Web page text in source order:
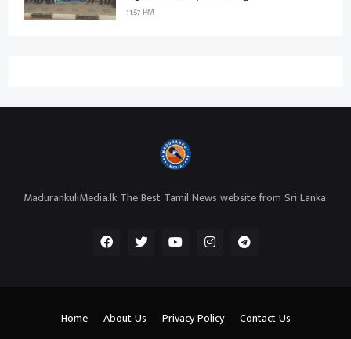
11:57 PM
MadurankuliMedia.lk The Best Tamil News website from Sri Lanka.
Home About Us Privacy Policy Contact Us